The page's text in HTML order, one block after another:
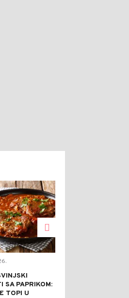
SA PAPRIKOM:
TOPI U